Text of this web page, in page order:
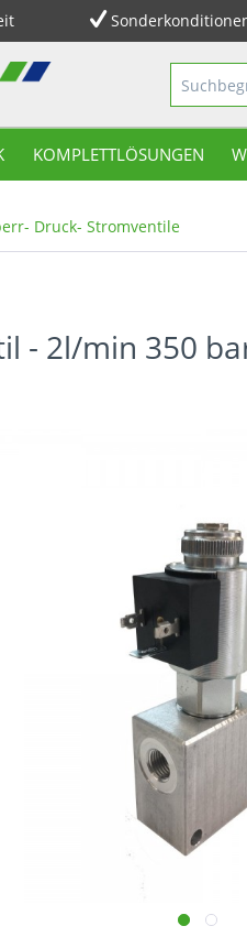
KOMPLETTLÖSUNGEN
Druck- Stromventile
- 2l/min 350